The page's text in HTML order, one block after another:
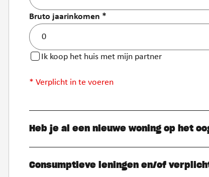
Bruto jaarinkomen *
Ik koop het huis met mijn partner
* Verplicht in te voeren
Heb je al een nieuwe woning op het
Consumptieve leningen en/of